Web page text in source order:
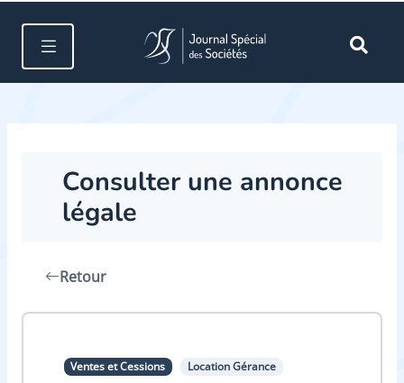
Consulter une annonce
légale
Retour
Ventes et Cessions Location Gérance